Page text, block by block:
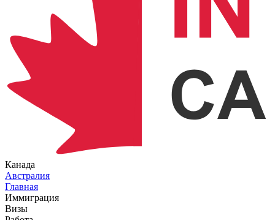
Канада
Австралия
Главная
Иммиграция
Визы